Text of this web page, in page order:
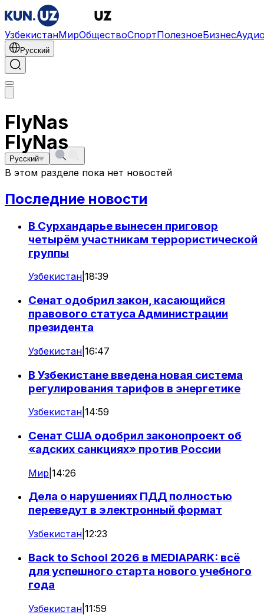
УзбекистанМирОбществоСпортПолезноеБизнес
Русский
FlyNas
Русский
FlyNas
В этом разделе пока нет новостей
Последние новости
В Сурхандарье вынесен приговор
четырём участникам террористической
группы
Узбекистан 18:39
Сенат одобрил закон, касающийся
правового статуса Администрации
президента
Узбекистан 16:47
В Узбекистане введена новая система
регулирования тарифов в энергетике
Узбекистан 14:59
Сенат США одобрил законопроект об
«адских санкциях» против России
Мир 14:26
Дела о нарушениях ПДД полностью
переведут в электронный формат
Узбекистан 12:23
Back to School 2026 в MEDIAPARK: всё
для успешного старта нового учебного
года
Узбекистан 11:59